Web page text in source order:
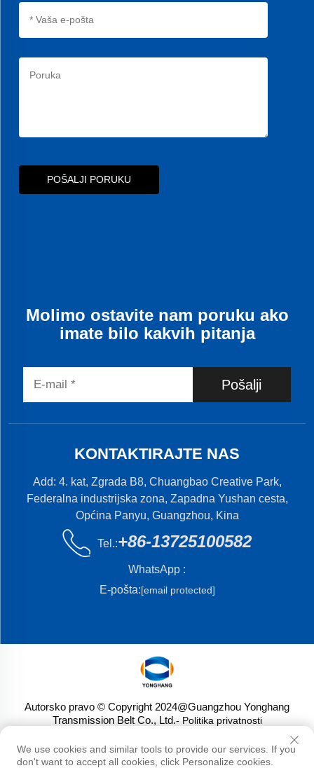
POŠALJI PORUKU
Molimo ostavite nam poruku ako
imate bilo kakvih pitanja
Pošalji
KONTAKTIRAJTE NAS
Add: 4. kat, Zgrada B8, Chuangbao Creative Park,
Federalna industrijska zona, Zapadna Yushan cesta,
Općina Panyu, Guangzhou, Kina
Tel.:+86-13725100582
WhatsApp :
E-pošta:[email protected]
Autorsko pravo © Copyright 2024@Guangzhou Yonghang
Transmission Belt Co., Ltd.- Politika privatnosti
We use cookies and similar tools to provide our services. If you
don't want to accept all cookies, click Personalize cookies.